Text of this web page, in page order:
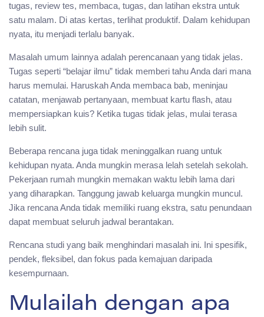
tugas, review tes, membaca, tugas, dan latihan ekstra untuk
satu malam. Di atas kertas, terlihat produktif. Dalam kehidupan
nyata, itu menjadi terlalu banyak.
Masalah umum lainnya adalah perencanaan yang tidak jelas.
Tugas seperti “belajar ilmu” tidak memberi tahu Anda dari mana
harus memulai. Haruskah Anda membaca bab, meninjau
catatan, menjawab pertanyaan, membuat kartu flash, atau
mempersiapkan kuis? Ketika tugas tidak jelas, mulai terasa
lebih sulit.
Beberapa rencana juga tidak meninggalkan ruang untuk
kehidupan nyata. Anda mungkin merasa lelah setelah sekolah.
Pekerjaan rumah mungkin memakan waktu lebih lama dari
yang diharapkan. Tanggung jawab keluarga mungkin muncul.
Jika rencana Anda tidak memiliki ruang ekstra, satu penundaan
dapat membuat seluruh jadwal berantakan.
Rencana studi yang baik menghindari masalah ini. Ini spesifik,
pendek, fleksibel, dan fokus pada kemajuan daripada
kesempurnaan.
Mulailah dengan apa